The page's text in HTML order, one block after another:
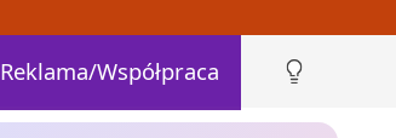
Reklama/Współpraca